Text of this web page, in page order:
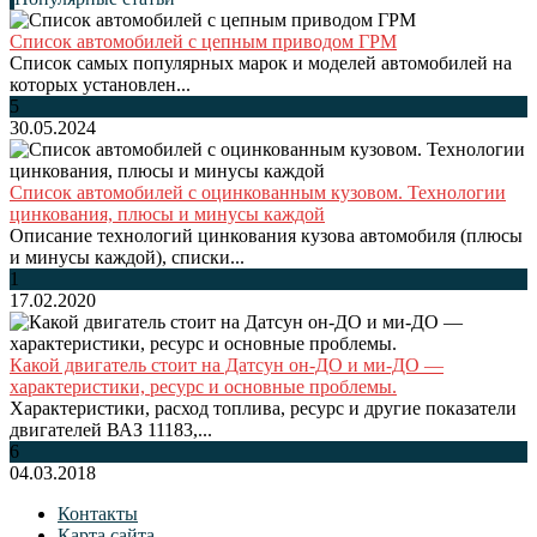
Список автомобилей с цепным приводом ГРМ
Список самых популярных марок и моделей автомобилей на
которых установлен...
5
30.05.2024
Список автомобилей с оцинкованным кузовом. Технологии
цинкования, плюсы и минусы каждой
Описание технологий цинкования кузова автомобиля (плюсы
и минусы каждой), списки...
1
17.02.2020
Какой двигатель стоит на Датсун он-ДО и ми-ДО —
характеристики, ресурс и основные проблемы.
Характеристики, расход топлива, ресурс и другие показатели
двигателей ВАЗ 11183,...
6
04.03.2018
Контакты